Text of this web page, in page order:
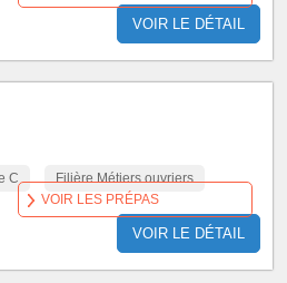
VOIR LE DÉTAIL
C Filière Métiers ouvriers
VOIR LE DÉTAIL
VOIR LES PRÉPAS